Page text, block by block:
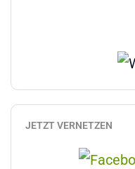
JETZT VERNETZEN